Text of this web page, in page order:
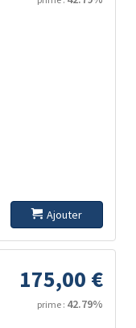
Ajouter
175,00 €
prime : 42.79%